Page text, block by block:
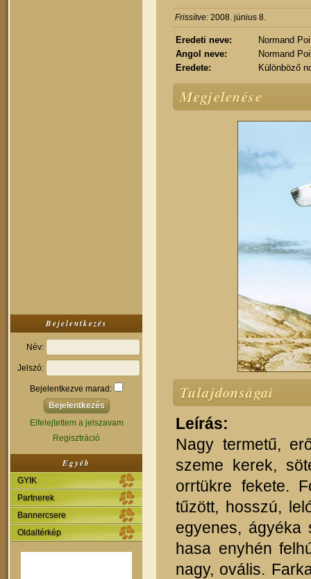
Bejelentkezés
Név:
Jelszó:
Bejelentkezve marad:
Elfelejtettem a jelszavam
Regisztráció
Egyéb
GYIK
Partnerek
Bannercsere
Oldaltérkép
Frissítve: 2008. június 8.
Eredeti neve:
Normand
Angol neve:
Normand
Eredete:
Különböző
Megjelenése
Tulajdonságai
Leírás:
Nagy termetű,
szeme kerek,
orrtükre fekete.
tűzött, hosszú,
egyenes, ágyéka
hasa enyhén
nagy, ovális.